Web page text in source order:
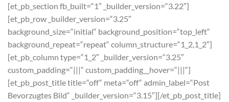
[et_pb_section fb_built=“1″ _builder_version=“3.22″]
[et_pb_row _builder_version=“3.25″
background_size=“initial“ background_position=“top_left“
background_repeat=“repeat“ column_structure=“1_2,1_2″]
[et_pb_column type=“1_2″ _builder_version=“3.25″
custom_padding=“|||“ custom_padding__hover=“|||“]
[et_pb_post_title title=“off“ meta=“off“ admin_label=“Post
Bevorzugtes Bild“ _builder_version=“3.15″][/et_pb_post_title]